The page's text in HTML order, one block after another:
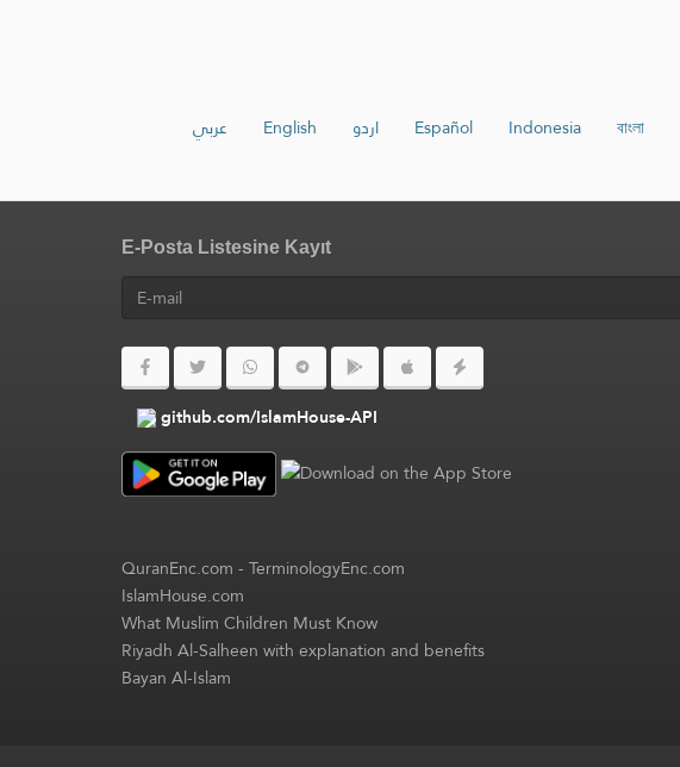
عربي English اردو Español Indonesia বাংলা
E-Posta Listesine Kayıt
github.com/IslamHouse-API
QuranEnc.com-TerminologyEnc.com
IslamHouse.com
What Muslim Children Must Know
Riyadh Al-Salheen with explanation and benefits
Bayan Al-Islam